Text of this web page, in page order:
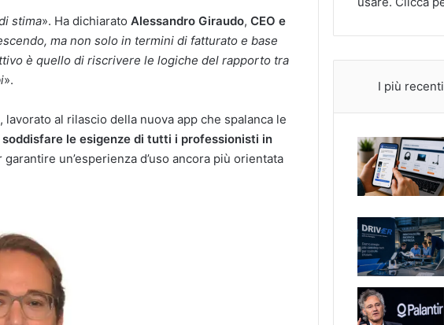
stima». Ha dichiarato Alessandro Giraudo, CEO e
ma non solo in termini di fatturato e base
è quello di riscrivere le logiche del rapporto tra
».
al rilascio della nuova app che spalanca le
soddisfare le esigenze di tutti i professionisti in
un’esperienza d’uso ancora più orientata
I più recenti